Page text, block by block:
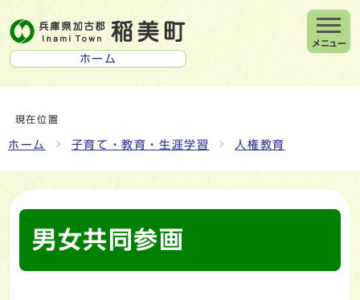
ホーム
メニュー
現在位置
ホーム 子育て・教育・生涯学習 人権教育
男女共同参画